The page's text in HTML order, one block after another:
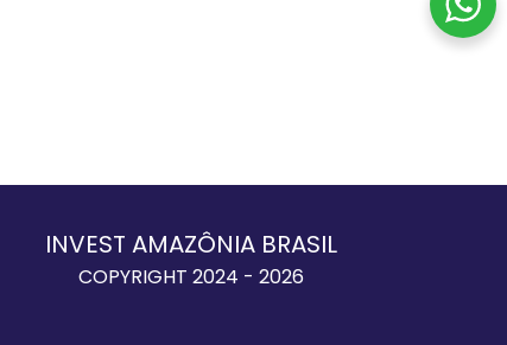
INVEST AMAZÔNIA BRASIL
COPYRIGHT 2024 - 2026